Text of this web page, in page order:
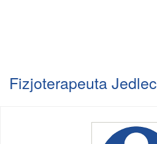
Fizjoterapeuta Jedlec